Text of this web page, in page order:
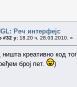
Реч интерфејс
#32 у: 18.20 ч. 28.03.2010. »
креативно код
број пет.
)